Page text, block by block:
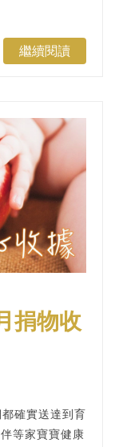
繼續閱讀
捐物收
確實送達到育
等家寶寶健康